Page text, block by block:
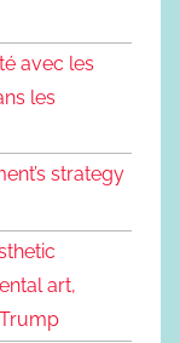
avec les
les
strategy
art,